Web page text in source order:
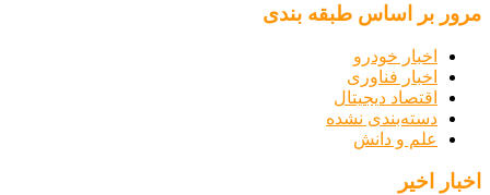
مرور بر اساس طبقه بندی
اخبار خودرو
اخبار فناوری
اقتصاد دیجیتال
دسته‌بندی نشده
علم و دانش
اخبار اخیر